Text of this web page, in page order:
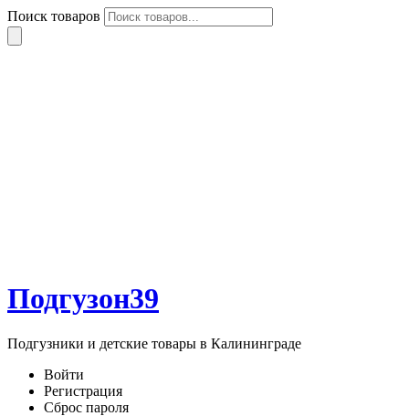
Поиск товаров
Подгузон39
Подгузники и детские товары в Калининграде
Войти
Регистрация
Сброс пароля